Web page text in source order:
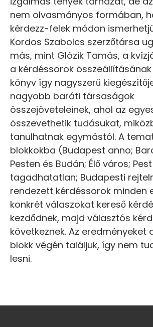
nem olvasmányos formában,
kérdezz-felek módon
Kordos Szabolcs szerzőtársa
más, mint Glózik Tamás, a
a kérdéssorok összeállításának
könyv így nagyszerű
nagyobb baráti társaságok
összejöveteleinek, ahol az
összevethetik tudásukat,
tanulhatnak egymástól. A
blokkokba (Budapest anno;
Pesten és Budán; Élő város;
tagadhatatlan; Budapesti
rendezett kérdéssorok minden
konkrét válaszokat kereső
kezdődnek, majd választós
következnek. Az eredményeket
blokk végén találjuk, így nem
lesni.